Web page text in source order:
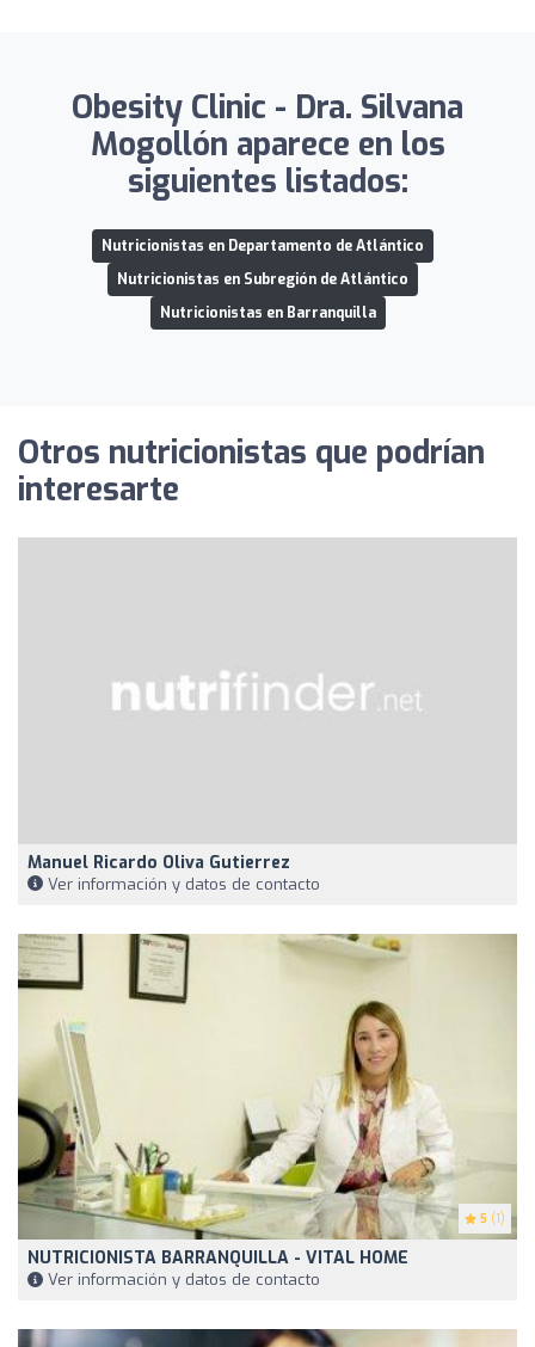
Obesity Clinic - Dra. Silvana
Mogollón aparece en los
siguientes listados:
Nutricionistas en Departamento de Atlántico
Nutricionistas en Subregión de Atlántico
Nutricionistas en Barranquilla
Otros nutricionistas que podrían
interesarte
Manuel Ricardo Oliva Gutierrez
Ver información y datos de contacto
5 (1)
NUTRICIONISTA BARRANQUILLA - VITAL HOME
Ver información y datos de contacto